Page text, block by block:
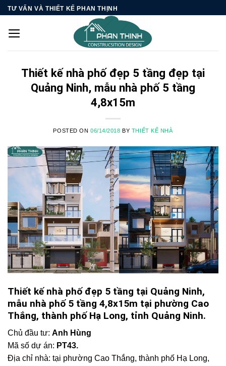
Skip
content
TƯ VẤN VÀ THIẾT KẾ PHAN THỊNH
Thiết kế nhà phố đẹp 5 tầng đẹp tại
Quảng Ninh, mẫu nhà phố 5 tầng
4,8x15m
POSTED ON 06/14/2018 BY THIẾT KẾ NHÀ
Thiết kế nhà phố đẹp 5 tầng tại Quảng Ninh,
mẫu nhà phố 5 tầng 4,8x15m tại phường Cao
Thắng, thành phố Hạ Long, tỉnh Quảng Ninh.
Chủ đầu tư: Anh Hùng
Mã số dự án: PT43.
Địa chỉ nhà: tại phường Cao Thắng, thành phố Hạ Long,